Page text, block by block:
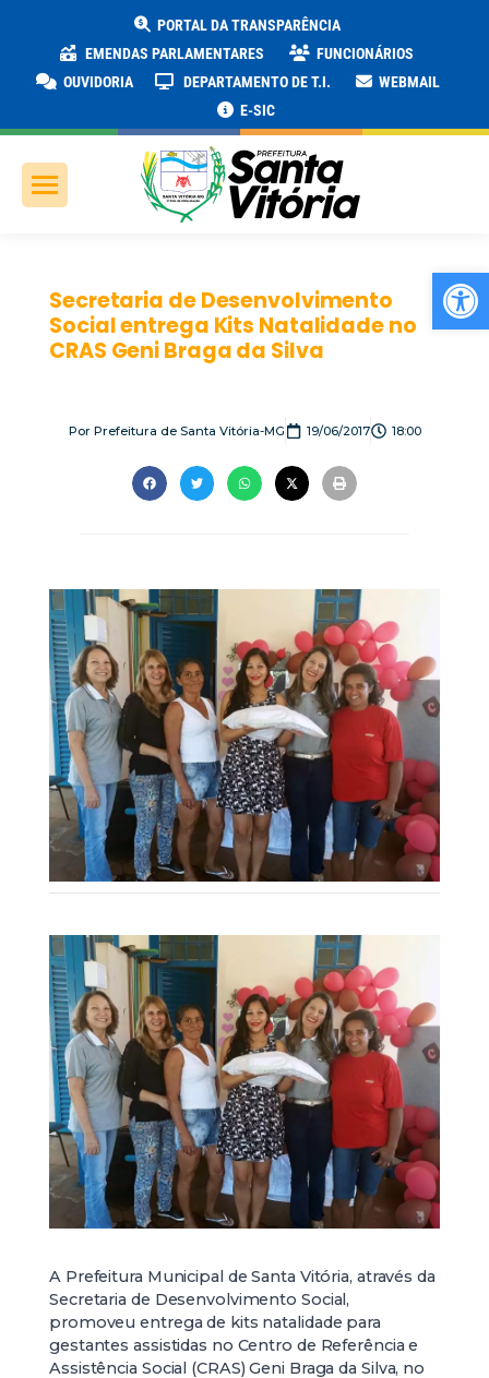
PORTAL DA TRANSPARÊNCIA
EMENDAS PARLAMENTARES
FUNCIONÁRIOS
OUVIDORIA
DEPARTAMENTO DE T.I.
WEBMAIL
E-SIC
Secretaria de Desenvolvimento
Social entrega Kits Natalidade no
CRAS Geni Braga da Silva
PorPrefeitura de Santa Vitória-MG 19/06/2017 18:00
A Prefeitura Municipal de Santa Vitória, através da
Secretaria de Desenvolvimento Social,
promoveu entrega de kits natalidade para
gestantes assistidas no Centro de Referência e
Assistência Social (CRAS) Geni Braga da Silva, no